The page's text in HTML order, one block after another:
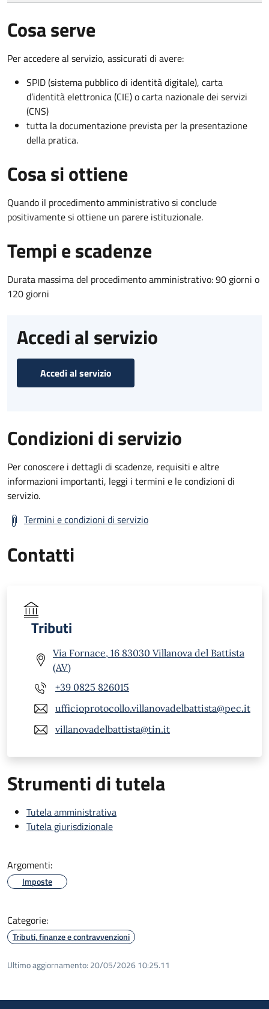
Cosa serve
Per accedere al servizio, assicurati di avere:
SPID (sistema pubblico di identità digitale), carta
d’identità elettronica (CIE) o carta nazionale dei servizi
(CNS)
tutta la documentazione prevista per la presentazione
della pratica.
Cosa si ottiene
Quando il procedimento amministrativo si conclude
positivamente si ottiene un parere istituzionale.
Tempi e scadenze
Durata massima del procedimento amministrativo: 90 giorni o
120 giorni
Accedi al servizio
Accedi al servizio
Condizioni di servizio
Per conoscere i dettagli di scadenze, requisiti e altre
informazioni importanti, leggi i termini e le condizioni di
servizio.
Termini e condizioni di servizio
Contatti
Tributi
Via Fornace, 16 83030 Villanova del Battista
(AV)
+39 0825 826015
ufficioprotocollo.villanovadelbattista@pec.it
villanovadelbattista@tin.it
Strumenti di tutela
Tutela amministrativa
Tutela giurisdizionale
Argomenti:
Imposte
Categorie:
Tributi, finanze e contravvenzioni
Ultimo aggiornamento: 20/05/2026 10:25.11